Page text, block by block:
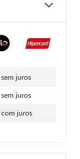
sem juros
sem juros
com juros